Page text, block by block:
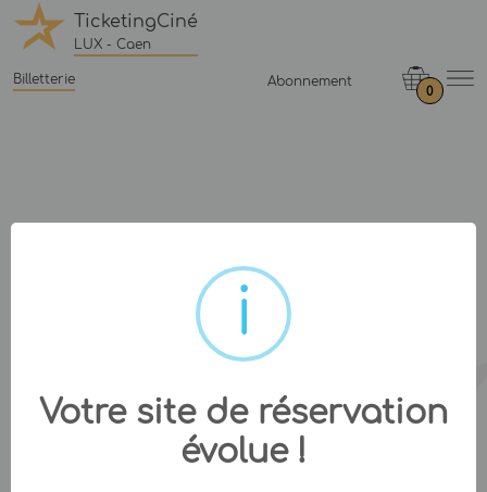
TicketingCiné
LUX - Caen
Billetterie Abonnement
0
Votre site de réservation
évolue !